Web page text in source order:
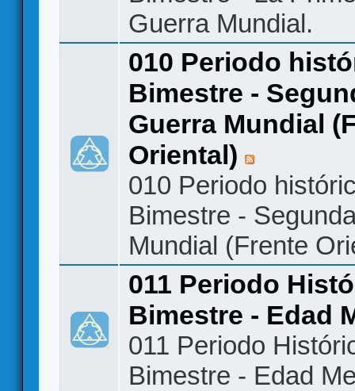
Guerra Mundial.
010 Periodo
Bimestre -
Guerra Mundial
Oriental)
010 Periodo
Bimestre -
Mundial (Frente
011 Periodo
Bimestre - Edad
011 Periodo
Bimestre - Edad